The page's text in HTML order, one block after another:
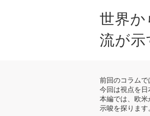
世界
流が示
前回のコラムで
今回は視点を日
本編では、欧
示唆を探ります。